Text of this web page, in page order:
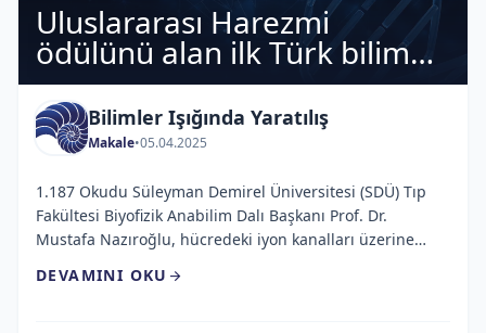
Uluslararası Harezmi
ödülünü alan ilk Türk bilim
adamı: Prof. Dr. Mustafa
Nazıroğlu
Bilimler Işığında Yaratılış
Makale•05.04.2025
1.187 Okudu Süleyman Demirel Üniversitesi (SDÜ) Tıp
Fakültesi Biyofizik Anabilim Dalı Başkanı Prof. Dr.
Mustafa Nazıroğlu, hücredeki iyon kanalları üzerine
bağlı İran Bilim ve Teknoloji Araştırma Örgütü (IROST)
DEVAMINI OKU arrow_forward